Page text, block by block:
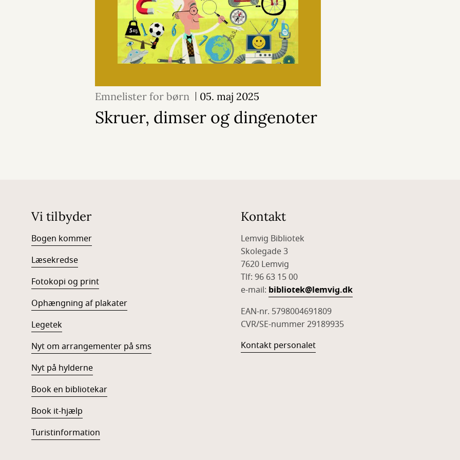
Emnelister for børn 05. maj 2025
Skruer, dimser og dingenoter
Vi tilbyder
Bogen kommer
Læsekredse
Fotokopi og print
Ophængning af plakater
Legetek
Nyt om arrangementer på sms
Nyt på hylderne
Book en bibliotekar
Book it-hjælp
Turistinformation
Kontakt
Lemvig Bibliotek
Skolegade 3
7620 Lemvig
Tlf: 96 63 15 00
e-mail: bibliotek@lemvig.dk
EAN-nr. 5798004691809
CVR/SE-nummer 29189935
Kontakt personalet